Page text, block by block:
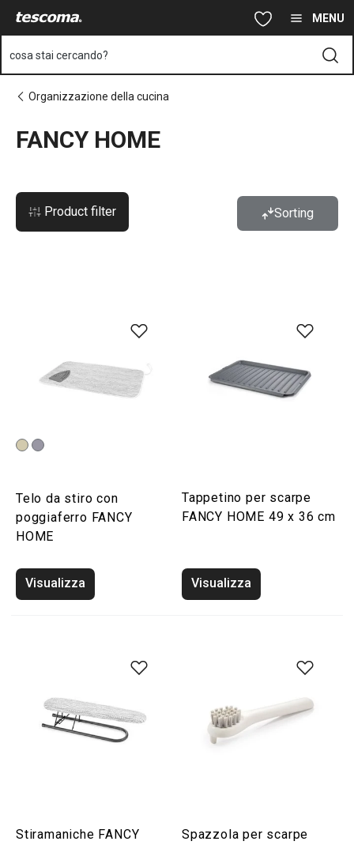
Vai al contenuto principale MENU
cosa stai cercando?
Organizzazione della cucina
FANCY HOME
Product filter Sorting
Telo da stiro con
poggiaferro FANCY
HOME
Visualizza
Tappetino per scarpe
FANCY HOME 49 x 36 cm
Visualizza
Stiramaniche FANCY
Spazzola per scarpe